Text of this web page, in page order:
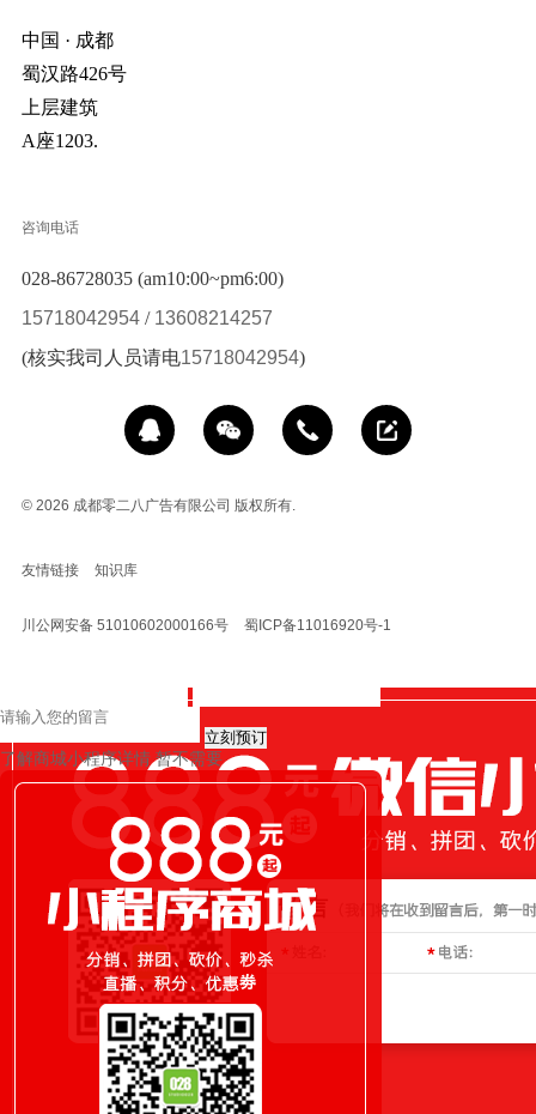
中国 · 成都
蜀汉路426号
上层建筑
A座1203.
咨询电话
028-86728035 (am10:00~pm6:00)
15718042954/ 13608214257
(核实我司人员请电15718042954)
© 2026 成都零二八广告有限公司 版权所有.
友情链接 知识库
川公网安备 51010602000166号 蜀ICP备11016920号-1
立刻预订
了解商城小程序详情 暂不需要